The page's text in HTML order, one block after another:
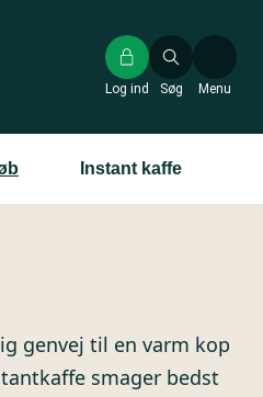
Søg
Log ind Menu
Instant kaffe
genvej til en varm kop
smager bedst